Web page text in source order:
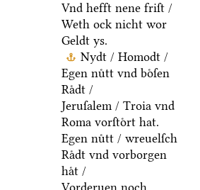
Vnd hefft nene friſt /
Weth ock nicht wor
Geldt ys.
Nydt / Homodt /
Egen nuͤtt vnd boͤſen
Raͤdt /
Jeruſalem / Troia vnd
Roma vorſtoͤrt hat.
Egen nuͤtt / wreuelſch
Raͤdt vnd vorborgen
haͤt /